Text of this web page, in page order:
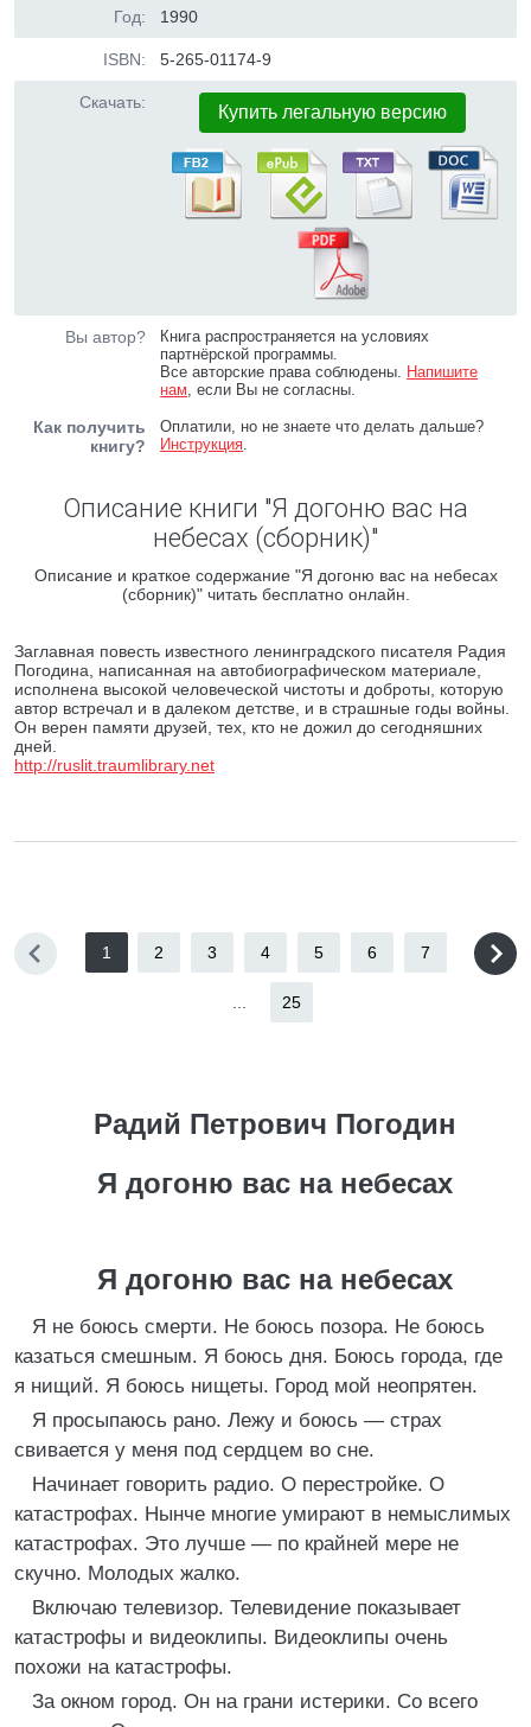
Год: 1990
ISBN: 5-265-01174-9
Скачать: Купить легальную версию
Вы автор?
Книга распространяется на условиях
партнёрской программы.
Все авторские права соблюдены. Напишите
нам, если Вы не согласны.
Как получить
книгу?
Оплатили, но не знаете что делать дальше?
Инструкция.
Описание книги "Я догоню вас на
небесах (сборник)"
Описание и краткое содержание "Я догоню вас на небесах
(сборник)" читать бесплатно онлайн.
Заглавная повесть известного ленинградского писателя Радия
Погодина, написанная на автобиографическом материале,
исполнена высокой человеческой чистоты и доброты, которую
автор встречал и в далеком детстве, и в страшные годы войны.
Он верен памяти друзей, тех, кто не дожил до сегодняшних
дней.
http://ruslit.traumlibrary.net
1 2 3 4 5 6 7
25
Радий Петрович Погодин
Я догоню вас на небесах
Я догоню вас на небесах
Я не боюсь смерти. Не боюсь позора. Не боюсь
казаться смешным. Я боюсь дня. Боюсь города, где
я нищий. Я боюсь нищеты. Город мой неопрятен.
Я просыпаюсь рано. Лежу и боюсь — страх
свивается у меня под сердцем во сне.
Начинает говорить радио. О перестройке. О
катастрофах. Нынче многие умирают в немыслимых
катастрофах. Это лучше — по крайней мере не
скучно. Молодых жалко.
Включаю телевизор. Телевидение показывает
катастрофы и видеоклипы. Видеоклипы очень
похожи на катастрофы.
За окном город. Он на грани истерики. Со всего